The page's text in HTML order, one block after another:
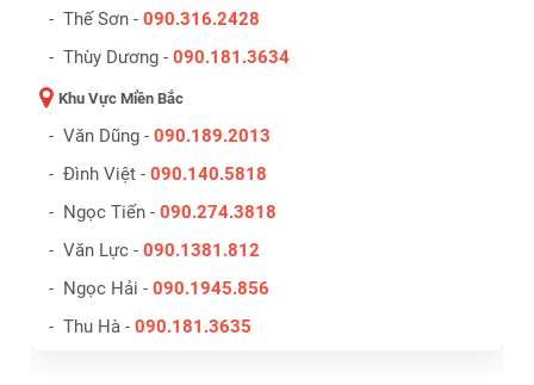
- Thế Sơn - 090.316.2428
- Thùy Dương - 090.181.3634
Khu Vực Miền Bắc
- Văn Dũng - 090.189.2013
- Đình Việt - 090.140.5818
- Ngọc Tiến - 090.274.3818
- Văn Lực - 090.1381.812
- Ngọc Hải - 090.1945.856
- Thu Hà - 090.181.3635